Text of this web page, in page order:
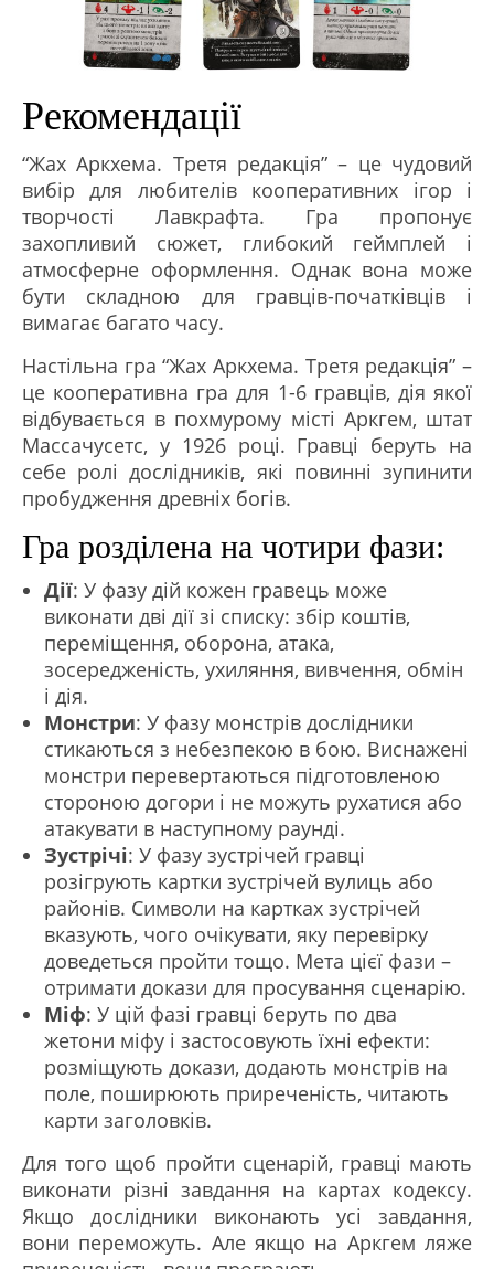
Рекомендації
“Жах Аркхема. Третя редакція” – це чудовий
вибір для любителів кооперативних ігор і
творчості Лавкрафта. Гра пропонує
захопливий сюжет, глибокий геймплей і
атмосферне оформлення. Однак вона може
бути складною для гравців-початківців і
вимагає багато часу.
Настільна гра “Жах Аркхема. Третя редакція” –
це кооперативна гра для 1-6 гравців, дія якої
відбувається в похмурому місті Аркгем, штат
Массачусетс, у 1926 році. Гравці беруть на
себе ролі дослідників, які повинні зупинити
пробудження древніх богів.
Гра розділена на чотири фази:
Дії: У фазу дій кожен гравець може
виконати дві дії зі списку: збір коштів,
переміщення, оборона, атака,
зосередженість, ухиляння, вивчення, обмін
і дія.
Монстри: У фазу монстрів дослідники
стикаються з небезпекою в бою. Виснажені
монстри перевертаються підготовленою
стороною догори і не можуть рухатися або
атакувати в наступному раунді.
Зустрічі: У фазу зустрічей гравці
розігрують картки зустрічей вулиць або
районів. Символи на картках зустрічей
вказують, чого очікувати, яку перевірку
доведеться пройти тощо. Мета цієї фази –
отримати докази для просування сценарію.
Міф: У цій фазі гравці беруть по два
жетони міфу і застосовують їхні ефекти:
розміщують докази, додають монстрів на
поле, поширюють приреченість, читають
карти заголовків.
Для того щоб пройти сценарій, гравці мають
виконати різні завдання на картах кодексу.
Якщо дослідники виконають усі завдання,
вони переможуть. Але якщо на Аркгем ляже